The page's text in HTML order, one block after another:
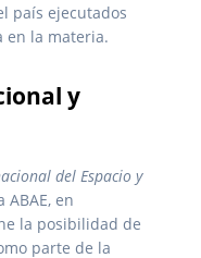
país ejecutados
en la materia.
y
del Espacio y
ABAE, en
la posibilidad de
parte de la